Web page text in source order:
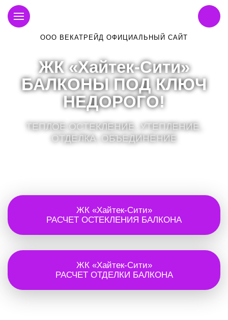
ООО ВЕКАТРЕЙД ОФИЦИАЛЬНЫЙ САЙТ
ЖК «Хайтек-Сити»
БАЛКОНЫ ПОД КЛЮЧ
НЕДОРОГО!
ТЕПЛОЕ ОСТЕКЛЕНИЕ, УТЕПЛЕНИЕ,
ОТДЕЛКА, ОБЪЕДИНЕНИЕ
ЖК «Хайтек-Сити»
РАСЧЕТ ОСТЕКЛЕНИЯ БАЛКОНА
ЖК «Хайтек-Сити»
РАСЧЕТ ОТДЕЛКИ БАЛКОНА